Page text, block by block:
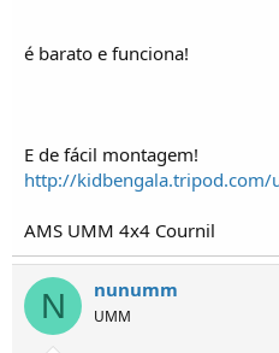
é barato e funciona!
E de fácil montagem!
http://
AMS UMM 4x4 Cournil
N nunumm
UMM